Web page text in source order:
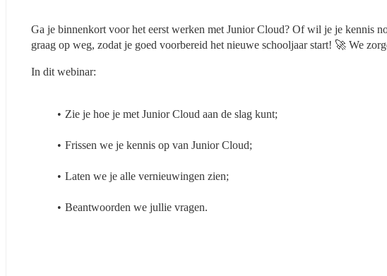
Ga je binnenkort voor het eerst werken met Junior Cloud? Of wil je je kennis
graag op weg, zodat je goed voorbereid het nieuwe schooljaar start! 🚀 We
In dit webinar:
Zie je hoe je met Junior Cloud aan de slag kunt;
Frissen we je kennis op van Junior Cloud;
Laten we je alle vernieuwingen zien;
Beantwoorden we jullie vragen.